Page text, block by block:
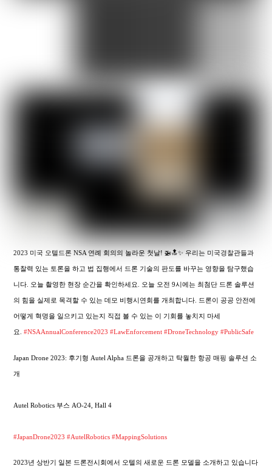
2023 미국 오텔드론 NSA 연례 회의의 놀라운 첫날! 🚁🔝✨ 우리는 미국경찰관들과
통찰력 있는 토론을 하고 법 집행에서 드론 기술의 판도를 바꾸는 영향을 탐구했습
니다. 오늘 촬영한 현장 순간을 확인하세요. 오늘 오전 9시에는 최첨단 드론 솔루션
의 힘을 실제로 목격할 수 있는 데모 비행시연회를 개최합니다. 드론이 공공 안전에
어떻게 혁명을 일으키고 있는지 직접 볼 수 있는 이 기회를 놓치지 마세
요.#NSAAnnualConference2023 #LawEnforcement #DroneTechnology #PublicSafe
Japan Drone 2023: 후기형 Autel Alpha 드론을 공개하고 탁월한 항공 매핑 솔루션 소
개
Autel Robotics 부스 AO-24, Hall 4
#JapanDrone2023#AutelRobotics#MappingSolutions
2023년 상반기 일본 드론전시회에서 오텔의 새로운 드론 모델을 소개하고 있습니다